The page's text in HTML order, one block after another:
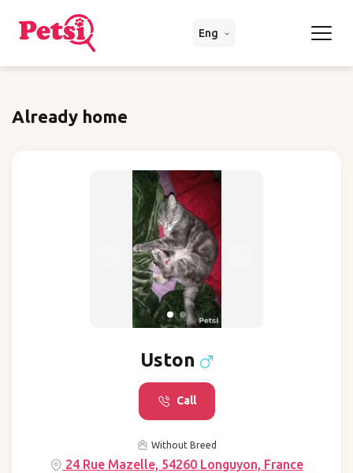
Eng
Already home
Uston
Call
Without Breed
24 Rue Mazelle, 54260 Longuyon, France